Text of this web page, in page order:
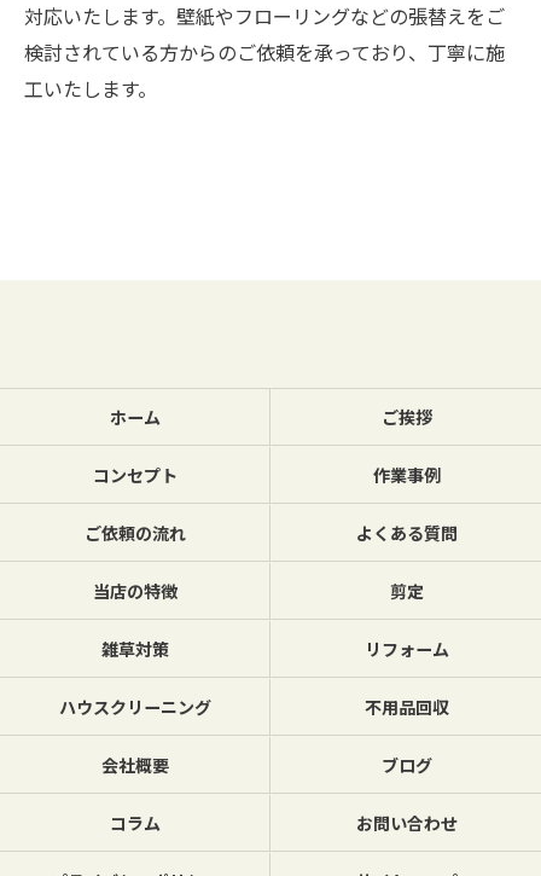
対応いたします。壁紙やフローリングなどの張替えをご
検討されている方からのご依頼を承っており、丁寧に施
工いたします。
ホーム ご挨拶
コンセプト 作業事例
ご依頼の流れ よくある質問
当店の特徴 剪定
雑草対策 リフォーム
ハウスクリーニング 不用品回収
会社概要 ブログ
コラム お問い合わせ